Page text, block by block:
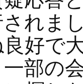
れま
良好で
一部の